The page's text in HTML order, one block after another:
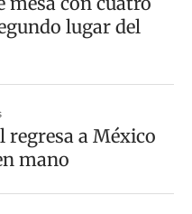
lugar del
regresa a México
mano